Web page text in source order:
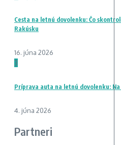
Cesta na letnú dovolenku: Čo
Rakúsku
16. júna 2026
3
Príprava auta na letnú dovolenku:
4. júna 2026
Partneri